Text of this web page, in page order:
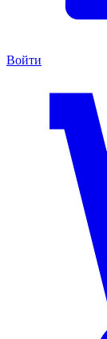
Войти